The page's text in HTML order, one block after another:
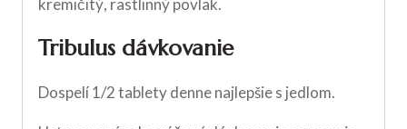
kremičitý, rastlinný povlak.
Tribulus dávkovanie
Dospelí 1/2 tablety denne najlepšie s jedlom.